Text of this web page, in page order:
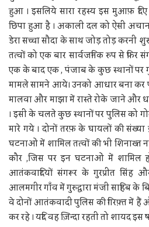
हुआ । इसलिये सारा रहस्य इस मुआफ़
छिपा हुआ है । अकाली दल को ऐसी
डेरा सच्चा सौदा के साथ जोड़ तोड़ करनी
तत्वों को एक बार सार्वजनिक रुप से फिर
एक के बाद एक , पंजाब के कुछ स्थानों पर
मामले सामने आये। उनको आधार बना कर
मालवा और माझा में रास्ते रोके जाने और
। इसी के चलते कुछ स्थानों पर पुलिस को
मारे गये । दोनों तरफ़ के घायलों की संख्या
घटनाओं में शामिल तत्वों की भी शिनाख्त
कौर ,जिस पर इन घटनाओं में शामिल
आतंकवादियों संगरूर के गुरप्रीत सिंह
आलमगीर गाँव में गुरुद्वारा मंजी साहिब के
वे दोनों आतंकवादी पुलिस की गिरफ़्त में हैं
कर रहे । यदि वह ज़िन्दा रहती तो शायद